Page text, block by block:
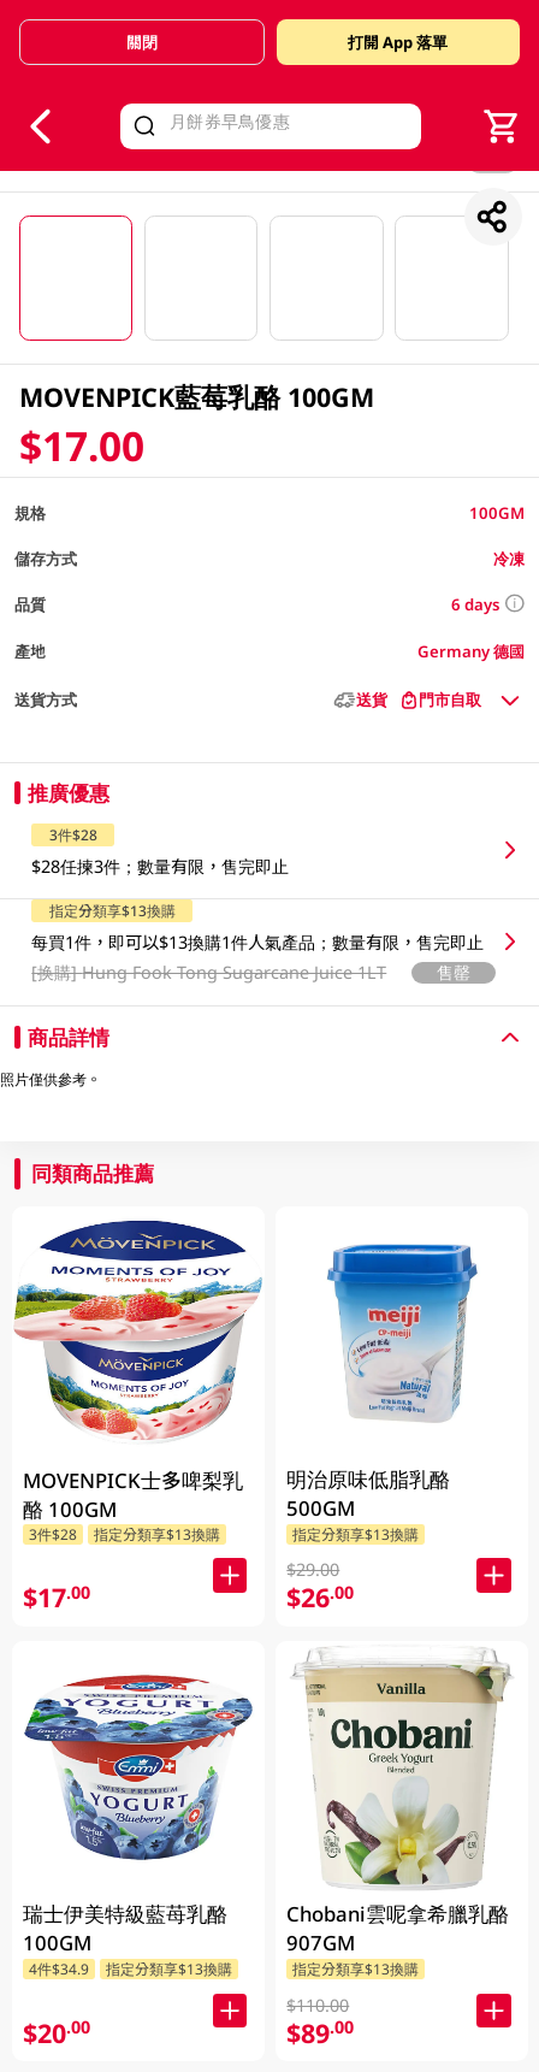
Valid Until 30 June 2026
關閉 打開 App 落單
MOVENPICK藍莓乳酪 100GM
$17.00
規格 100GM
儲存方式 冷凍
品質 6 days
產地 Germany 德國
送貨方式 送貨 門市自取
推廣優惠
3件$28
$28任揀3件；數量有限，售完即止
指定分類享$13換購
每買1件，即可以$13換購1件人氣產品；數量有限，售完即止
[换購]Hung Fook Tong Sugarcane Juice 1LT 售罄
商品詳情
照片僅供參考。
同類商品推薦
MOVENPICK士多啤梨乳
酪 100GM
3件$28 指定分類享$13換購
$17.00
瑞士伊美特級藍苺乳酪
100GM
4件$34.9 指定分類享$13換購
$20.00
明治原味低脂乳酪
500GM
指定分類享$13換購
$29.00
$26.00
Chobani雲呢拿希臘乳酪
907GM
指定分類享$13換購
$110.00
$89.00